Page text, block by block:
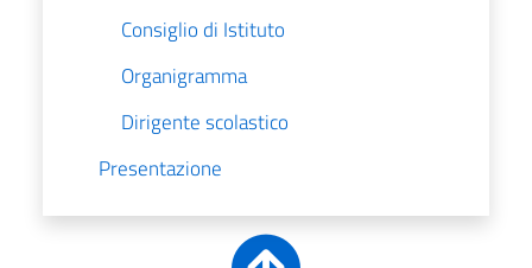
Consiglio di Istituto
Organigramma
Dirigente scolastico
Presentazione